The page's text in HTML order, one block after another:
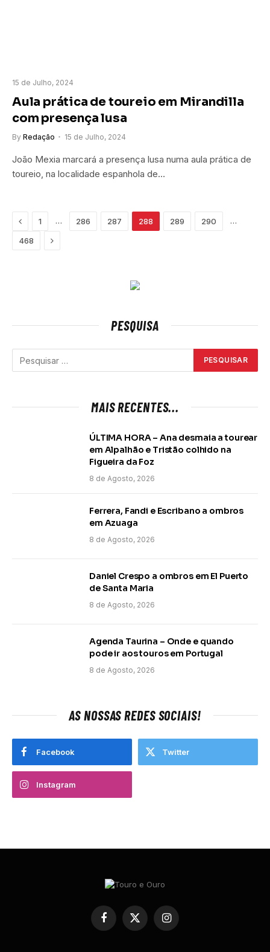
15 de Julho, 2024
Aula prática de toureio em Mirandilla
com presença lusa
By Redação 15 de Julho, 2024
João Mexia marcará a presença lusa numa aula prática de
toureio, na localidade espanhola de…
Previous
1 … 286 287 288 289 290 …
468 Next
PESQUISA
MAIS RECENTES...
ÚLTIMA HORA – Ana desmaia a tourear
em Alpalhão e Tristão colhido na
Figueira da Foz
8 de Agosto, 2026
Ferrera, Fandi e Escribano a ombros
em Azuaga
8 de Agosto, 2026
Daniel Crespo a ombros em El Puerto
de Santa Maria
8 de Agosto, 2026
Agenda Taurina – Onde e quando
pode ir aos touros em Portugal
8 de Agosto, 2026
AS NOSSAS REDES SOCIAIS!
Facebook Twitter
Instagram
Facebook
X
Instagram